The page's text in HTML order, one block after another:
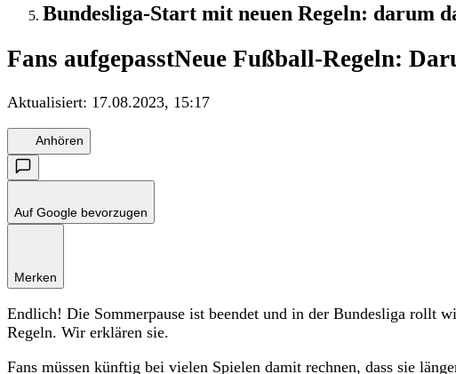
Bundesliga-Start mit neuen Regeln: darum
Fans aufgepasstNeue Fußball-Regeln:
Aktualisiert: 17.08.2023, 15:17
Anhören
Auf Google bevorzugen
Merken
Endlich! Die Sommerpause ist beendet und in der Bundesliga rollt
Regeln. Wir erklären sie.
Fans müssen künftig bei vielen Spielen damit rechnen, dass sie